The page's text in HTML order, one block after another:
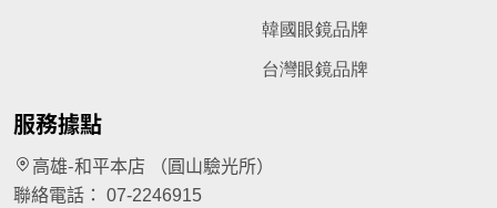
韓國眼鏡品牌
台灣眼鏡品牌
服務據點
高雄-和平本店 （圓山驗光所）
聯絡電話：
07-2246915